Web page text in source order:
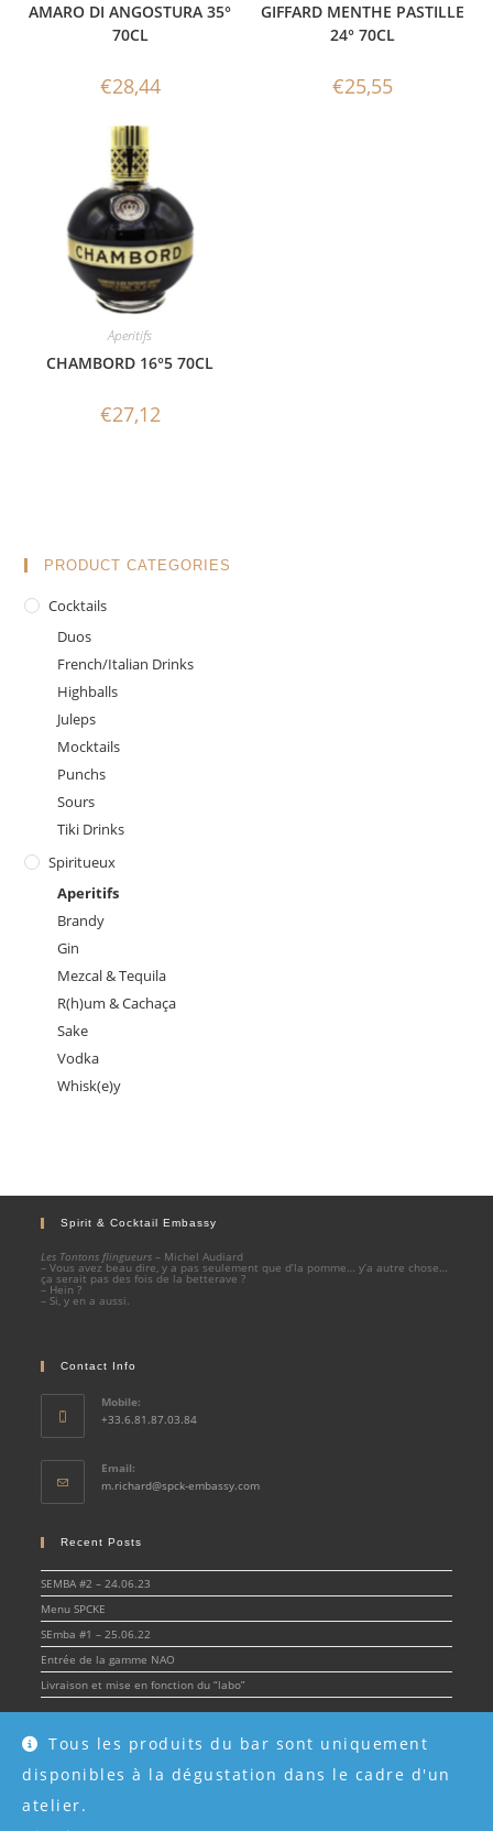
Tous les produits du bar sont uniquement
disponibles à la dégustation dans le cadre d'un
atelier.
AMARO DI ANGOSTURA 35°
70CL
€28,44
GIFFARD MENTHE PASTILLE
24° 70CL
€25,55
Aperitifs
CHAMBORD 16°5 70CL
€27,12
PRODUCT CATEGORIES
Cocktails
Duos
French/Italian Drinks
Highballs
Juleps
Mocktails
Punchs
Sours
Tiki Drinks
Spiritueux
Aperitifs
Brandy
Gin
Mezcal & Tequila
R(h)um & Cachaça
Sake
Vodka
Whisk(e)y
Spirit & Cocktail Embassy
Les Tontons flingueurs – Michel Audiard
– Vous avez beau dire, y a pas seulement que d’la pomme… y’a autre chose…
ça serait pas des fois de la betterave ?
– Hein ?
– Si, y en a aussi.
Contact Info
Mobile:
+33.6.81.87.03.84
Email:
m.richard@spck-embassy.comOpens
Recent Posts
SEMBA #2 – 24.06.23
Menu SPCKE
SEmba #1 – 25.06.22
Entrée de la gamme NAO
Livraison et mise en fonction du “labo”
© Spirit & Cocktail Embassy 2022 - SPCKE - SIRET 908 216 955 00017 -